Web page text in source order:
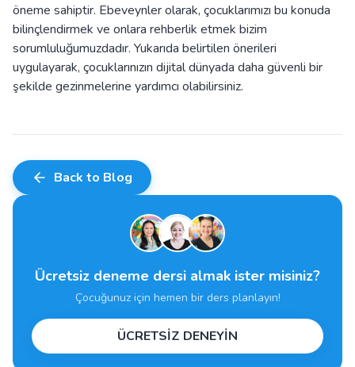
öneme sahiptir. Ebeveynler olarak, çocuklarımızı bu konuda
bilinçlendirmek ve onlara rehberlik etmek bizim
sorumluluğumuzdadır. Yukarıda belirtilen önerileri
uygulayarak, çocuklarınızın dijital dünyada daha güvenli bir
şekilde gezinmelerine yardımcı olabilirsiniz.
Back to Blog
Ücretsiz deneme dersi almak ister misiniz?
Çocuğunuz için hemen bir ders planlayın!
ÜCRETSİZ DENEYİN